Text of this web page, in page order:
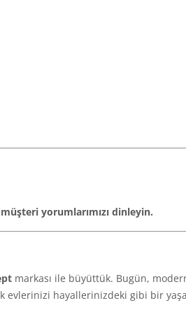
yorumlarımızı dinleyin.
markası ile büyüttük. Bugün,
evlerinizi hayallerinizdeki gibi bir